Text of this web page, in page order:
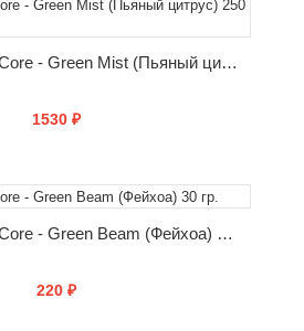
КУПИТЬ
Табак Dark Side Core - Green Mist (Пьяный цитрус) 250 гр.
1530 ₽
КУПИТЬ
Табак Dark Side Core - Green Beam (Фейхоа) 30 гр.
220 ₽